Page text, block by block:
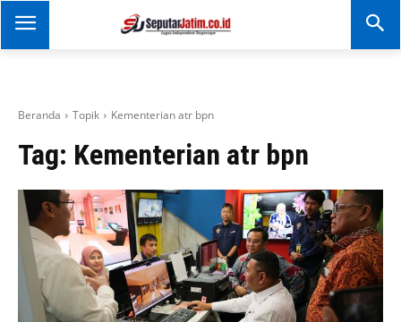
SEPUTAR JATIM
Portal Informasi Dan
Beranda Topik Kementerian atr bpn
Tag: Kementerian atr bpn